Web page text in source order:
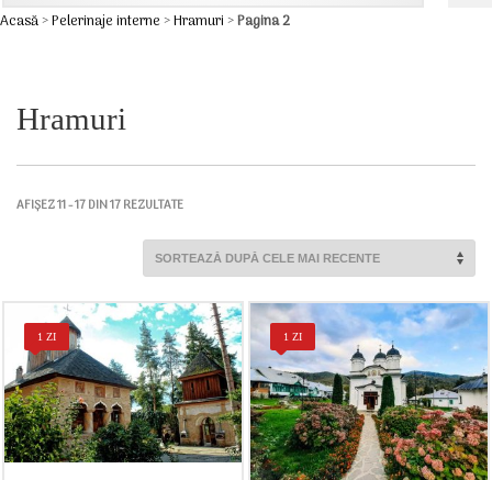
Acasă>Pelerinaje interne>Hramuri>Pagina 2
Hramuri
AFIȘEZ 11 - 17 DIN 17 REZULTATESORTAT
CELE
MAI
RECENTE
1 ZI 1 ZI